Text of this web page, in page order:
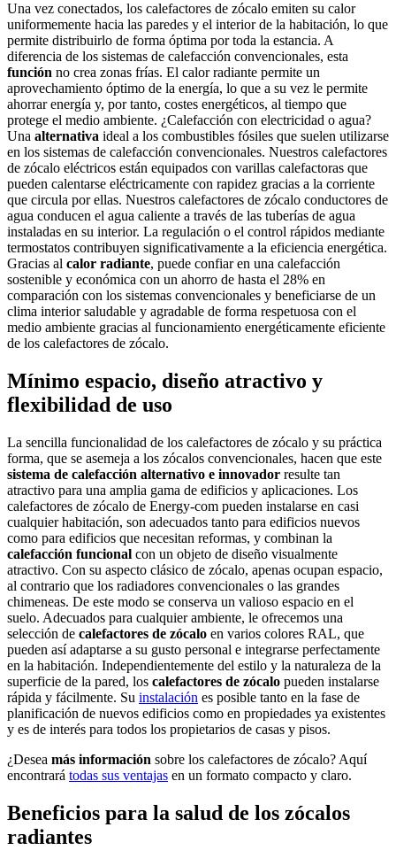
Una vez conectados, los calefactores de zócalo emiten su calor
uniformemente hacia las paredes y el interior de la habitación, lo que
permite distribuirlo de forma óptima por toda la estancia. A
diferencia de los sistemas de calefacción convencionales, esta
función no crea zonas frías. El calor radiante permite un
aprovechamiento óptimo de la energía, lo que a su vez le permite
ahorrar energía y, por tanto, costes energéticos, al tiempo que
protege el medio ambiente. ¿Calefacción con electricidad o agua?
Una alternativa ideal a los combustibles fósiles que suelen utilizarse
en los sistemas de calefacción convencionales. Nuestros calefactores
de zócalo eléctricos están equipados con varillas calefactoras que
pueden calentarse eléctricamente con rapidez gracias a la corriente
que circula por ellas. Nuestros calefactores de zócalo conductores de
agua conducen el agua caliente a través de las tuberías de agua
instaladas en su interior. La regulación o el control rápidos mediante
termostatos contribuyen significativamente a la eficiencia energética.
Gracias al calor radiante, puede confiar en una calefacción
sostenible y económica con un ahorro de hasta el 28% en
comparación con los sistemas convencionales y beneficiarse de un
clima interior saludable y agradable de forma respetuosa con el
medio ambiente gracias al funcionamiento energéticamente eficiente
de los calefactores de zócalo.
Mínimo espacio, diseño atractivo y
flexibilidad de uso
La sencilla funcionalidad de los calefactores de zócalo y su práctica
forma, que se asemeja a los zócalos convencionales, hacen que este
sistema de calefacción alternativo e innovador resulte tan
atractivo para una amplia gama de edificios y aplicaciones. Los
calefactores de zócalo de Energy-com pueden instalarse en casi
cualquier habitación, son adecuados tanto para edificios nuevos
como para edificios que necesitan reformas, y combinan la
calefacción funcional con un objeto de diseño visualmente
atractivo. Con su aspecto clásico de zócalo, apenas ocupan espacio,
al contrario que los radiadores convencionales o las grandes
chimeneas. De este modo se conserva un valioso espacio en el
suelo. Adecuados para cualquier ambiente, le ofrecemos una
selección de calefactores de zócalo en varios colores RAL, que
pueden así adaptarse a su gusto personal e integrarse perfectamente
en la habitación. Independientemente del estilo y la naturaleza de la
superficie de la pared, los calefactores de zócalo pueden instalarse
rápida y fácilmente. Su instalación es posible tanto en la fase de
planificación de nuevos edificios como en propiedades ya existentes
y es de interés para todos los propietarios de casas y pisos.
¿Desea más información sobre los calefactores de zócalo? Aquí
encontrará todas sus ventajas en un formato compacto y claro.
Beneficios para la salud de los zócalos
radiantes